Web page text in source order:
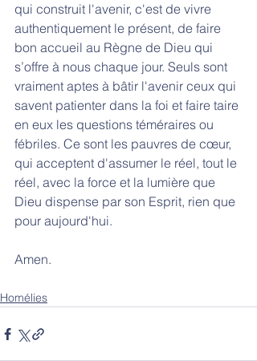
qui construit l'avenir, c'est de vivre
authentiquement le présent, de faire
bon accueil au Règne de Dieu qui
s’offre à nous chaque jour. Seuls sont
vraiment aptes à bâtir l'avenir ceux qui
savent patienter dans la foi et faire taire
en eux les questions téméraires ou
fébriles. Ce sont les pauvres de cœur,
qui acceptent d'assumer le réel, tout le
réel, avec la force et la lumière que
Dieu dispense par son Esprit, rien que
pour aujourd'hui.
Amen.
Homélies